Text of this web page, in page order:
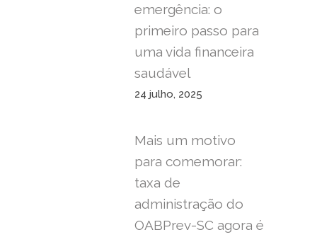
emergência: o
primeiro passo para
uma vida financeira
saudável
24 julho, 2025
Mais um motivo
para comemorar:
taxa de
administração do
OABPrev-SC agora é